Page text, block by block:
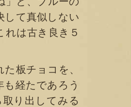
して真似しない
は古き良き５
板チョコを、
経たであろう
り出してみる